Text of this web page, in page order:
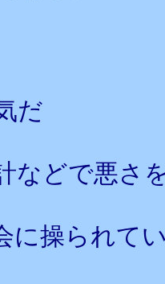
だ
などで悪さ
に操られて